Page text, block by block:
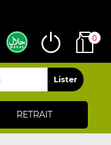
RETRAIT
0